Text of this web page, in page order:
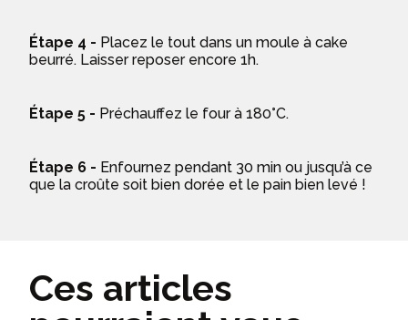
Étape 4 - Placez le tout dans un moule à cake
beurré. Laisser reposer encore 1h.
Étape 5 - Préchauffez le four à 180°C.
Étape 6 - Enfournez pendant 30 min ou jusqu’à ce
que la croûte soit bien dorée et le pain bien levé !
Ces articles